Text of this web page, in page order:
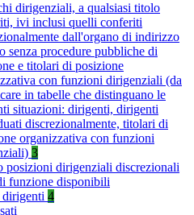
dirigenziali, a qualsiasi titolo
ivi inclusi quelli conferiti
dall'organo di indirizzo
senza procedure pubbliche di
e titolari di posizione
con funzioni dirigenziali (da
in tabelle che distinguano le
situazioni: dirigenti, dirigenti
discrezionalmente, titolari di
organizzativa con funzioni
3
posizioni dirigenziali discrezionali
funzione disponibili
4